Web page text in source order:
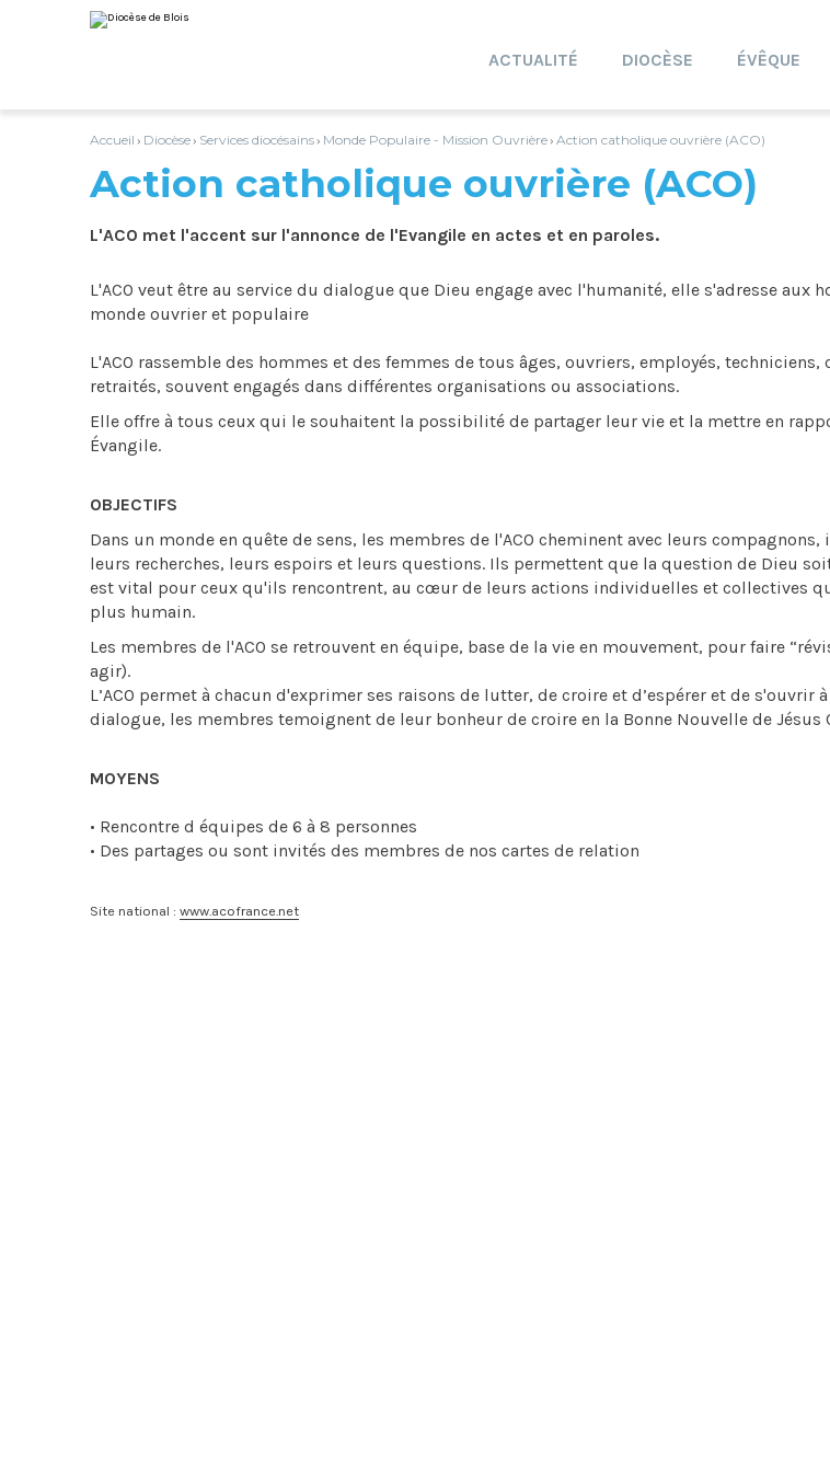
au
contenu.
personnels
ACTUALITÉ DIOCÈSE ÉVÊQUE
Accueil › Diocèse› Services diocésains› Monde Populaire - Mission Ouvrière› Action catholique ouvrière (ACO)
Action catholique ouvrière (ACO)
L'ACO met l'accent sur l'annonce de l'Evangile en actes et en paroles.
L'ACO veut être au service du dialogue que Dieu engage avec l'humanité, elle s'adresse aux
monde ouvrier et populaire
L'ACO rassemble des hommes et des femmes de tous âges, ouvriers, employés, techniciens,
retraités, souvent engagés dans différentes organisations ou associations.
Elle offre à tous ceux qui le souhaitent la possibilité de partager leur vie et la mettre en
Évangile.
OBJECTIFS
Dans un monde en quête de sens, les membres de l'ACO cheminent avec leurs
leurs recherches, leurs espoirs et leurs questions. Ils permettent que la question de Dieu
est vital pour ceux qu'ils rencontrent, au cœur de leurs actions individuelles et collectives
plus humain.
Les membres de l'ACO se retrouvent en équipe, base de la vie en mouvement, pour faire
agir).
L’ACO permet à chacun d'exprimer ses raisons de lutter, de croire et d’espérer et de s'ouvrir
dialogue, les membres temoignent de leur bonheur de croire en la Bonne Nouvelle de Jésus
MOYENS
• Rencontre d équipes de 6 à 8 personnes
• Des partages ou sont invités des membres de nos cartes de relation
Site national : www.acofrance.net